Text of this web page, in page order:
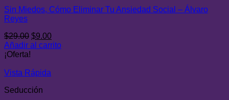
Sin Miedos, Cómo Eliminar Tu Ansiedad Social – Álvaro
Reyes
$29.00 El
precio
$29.00.
$9.00El
precio
Añadir al carrito
¡Oferta!
Vista Rápida
Seducción